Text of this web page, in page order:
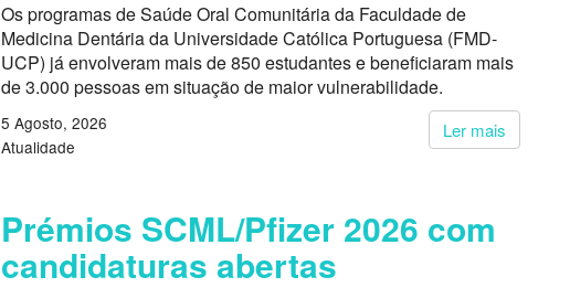
Os programas de Saúde Oral Comunitária da Faculdade de
Medicina Dentária da Universidade Católica Portuguesa (FMD-
UCP) já envolveram mais de 850 estudantes e beneficiaram mais
de 3.000 pessoas em situação de maior vulnerabilidade.
Ler mais
5 Agosto, 2026
Atualidade
Prémios SCML/Pfizer 2026 com
candidaturas abertas